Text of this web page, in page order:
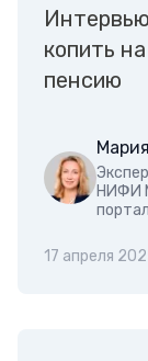
копить
пенсию
НИФИ
17 апреля